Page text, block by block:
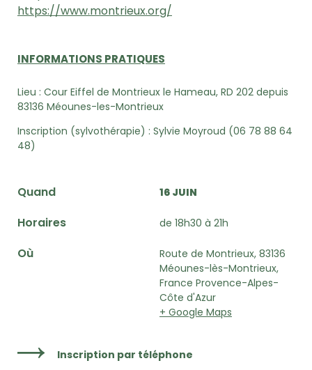
https://www.montrieux.org/
INFORMATIONS PRATIQUES
Lieu : Cour Eiffel de Montrieux le Hameau, RD 202 depuis
83136 Méounes-les-Montrieux
Inscription (sylvothérapie) : Sylvie Moyroud (06 78 88 64
48)
Quand 16 JUIN
Horaires de 18h30 à 21h
Où
Route de Montrieux, 83136
Méounes-lès-Montrieux,
France Provence-Alpes-
Côte d'Azur
+ Google Maps
Inscription par téléphone